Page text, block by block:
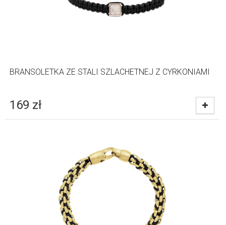
BRANSOLETKA ZE STALI SZLACHETNEJ Z CYRKONIAMI
169 zł